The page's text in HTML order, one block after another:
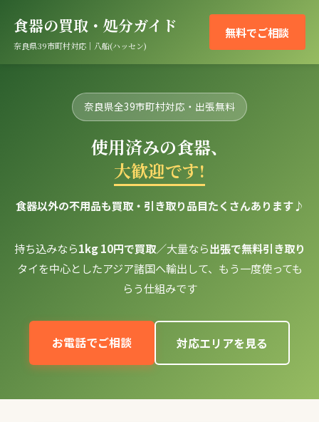
食器の買取・処分ガイド
奈良県39市町村対応｜八船(ハッセン)
無料でご相談
奈良県全39市町村対応・出張無料
使用済みの食器、
大歓迎です!
食器以外の不用品も買取・引き取り品目たくさんあります♪
持ち込みなら1kg 10円で買取／大量なら出張で無料引き取り
タイを中心としたアジア諸国へ輸出して、もう一度使っても
らう仕組みです
お電話でご相談 対応エリアを見る